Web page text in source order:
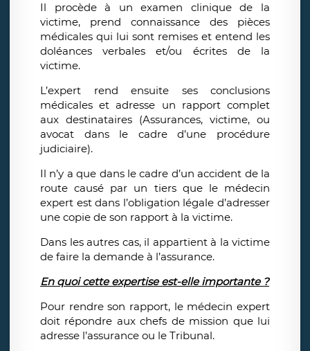
Il procède à un examen clinique de la
victime, prend connaissance des pièces
médicales qui lui sont remises et entend les
doléances verbales et/ou écrites de la
victime.
L’expert rend ensuite ses conclusions
médicales et adresse un rapport complet
aux destinataires (Assurances, victime, ou
avocat dans le cadre d’une procédure
judiciaire).
Il n’y a que dans le cadre d’un accident de la
route causé par un tiers que le médecin
expert est dans l’obligation légale d’adresser
une copie de son rapport à la victime.
Dans les autres cas, il appartient à la victime
de faire la demande à l’assurance.
En quoi cette expertise est-elle importante ?
Pour rendre son rapport, le médecin expert
doit répondre aux chefs de mission que lui
adresse l’assurance ou le Tribunal.